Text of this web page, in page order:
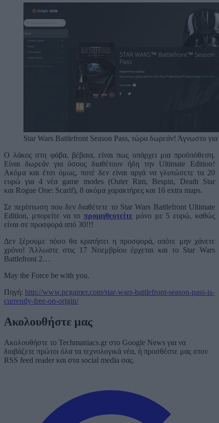
Star Wars Battlefront Season Pass, τώρα δωρεάν! Άγνωστο
Ο λάκος στη φάβα, βέβαια, είναι πως υπάρχει μια προϋπόθεση.
Είναι δωρεάν για όσους διαθέτουν ήδη την Ultimate Edition!
Ακόμα και έτσι όμως, ποτέ δεν είναι αργά να γλυτώσετε τα 20
ευρώ για 4 νέα game modes (Outer Rim, Bespin, Death Star
και Rogue One: Scarif), 8 ακόμα χαρακτήρες και 16 extra maps.
Σε περίπτωση που δεν διαθέτετε το Star Wars Battlefront Ultimate
Edition, μπορείτε να τοπρομηθευτείτε μόνο με 5 ευρώ, καθώς
είναι σε προσφορά από 30!!!
Δεν ξέρουμε πόσο θα κρατήσει η προσφορά, οπότε μην χάνετε
χρόνο! Άλλωστε στις 17 Νοεμβρίου έρχεται και το Star Wars
Battlefront 2…
May the Force be with you.
Πηγή: http://www.pcgamer.com/star-wars-battlefront-season-pass-is-
currently-free-on-origin/
Ακολουθήστε μας
Ακολουθήστε το Techmaniacs.gr στο Google News για να
διαβάζετε πρώτοι όλα τα τεχνολογικά νέα, ή προσθέστε μας στον
RSS feed reader και στα social media σας.